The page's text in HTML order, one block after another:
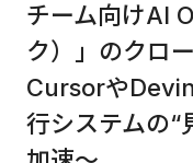
チーム向けAI
ク）」のクロ
Cursorや
行システムの“